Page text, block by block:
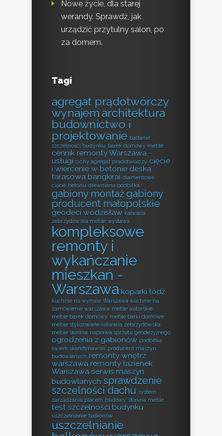
Nowe życie, dla starej
werandy. Sprawdź, jak
urządzić przytulny salon, po
za domem.
Tagi
agregat prądotwórczy
wynajem architektura
budownictwo i
projektowanie badanie
szczelności budynku barek domowy meble
cennik remonty Warszawa -
usługi cichy agregat prądotwórczy cięcie
i wiercenie w betonie deska
tarasowa bangkirai diamentowe
cięcie betonu drewniana podbitka
gabiony montażgabiony
producent małopolskie
geodeci wodzisław kalwaria
zebrzydowska meble wystawa
kompleksowe
remonty i
wykańczanie
mieszkań -
Warszawa koparki łódź
kuchnie na wymiar Warszawa kuchnie na
zamówienie warszawa meble autorskie
meble barek domowy meble barki domowe
meble stylizowane kalwaria zebrzydowska
meble słonina naprawa sprzętu geodezyjnego
ogrodzenia z gabionów podbitka
świerk skandynawski producent maszyn
budowlanych remonty wnętrz
warszawa remonty łazienek
Warszawa serwis maszyn
budowlanych sprawdzenie
szczelności dachu system
zarządzania placem budowy słonina meble
test szczelności budynku
uszczelnianie balkonów
uszczelnianie